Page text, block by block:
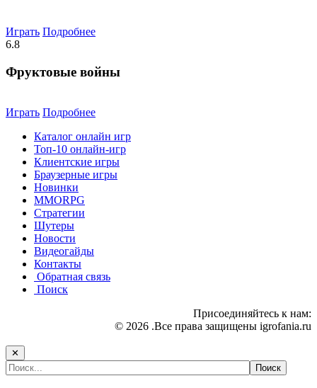
Играть Подробнее
6.8
Фруктовые войны
Играть Подробнее
Каталог онлайн игр
Топ-10 онлайн-игр
Клиентские игры
Браузерные игры
Новинки
MMORPG
Стратегии
Шутеры
Новости
Видеогайды
Контакты
Обратная связь
Поиск
Присоединяйтесь к нам:
© 2026 .Все права защищены igrofania.ru
✕